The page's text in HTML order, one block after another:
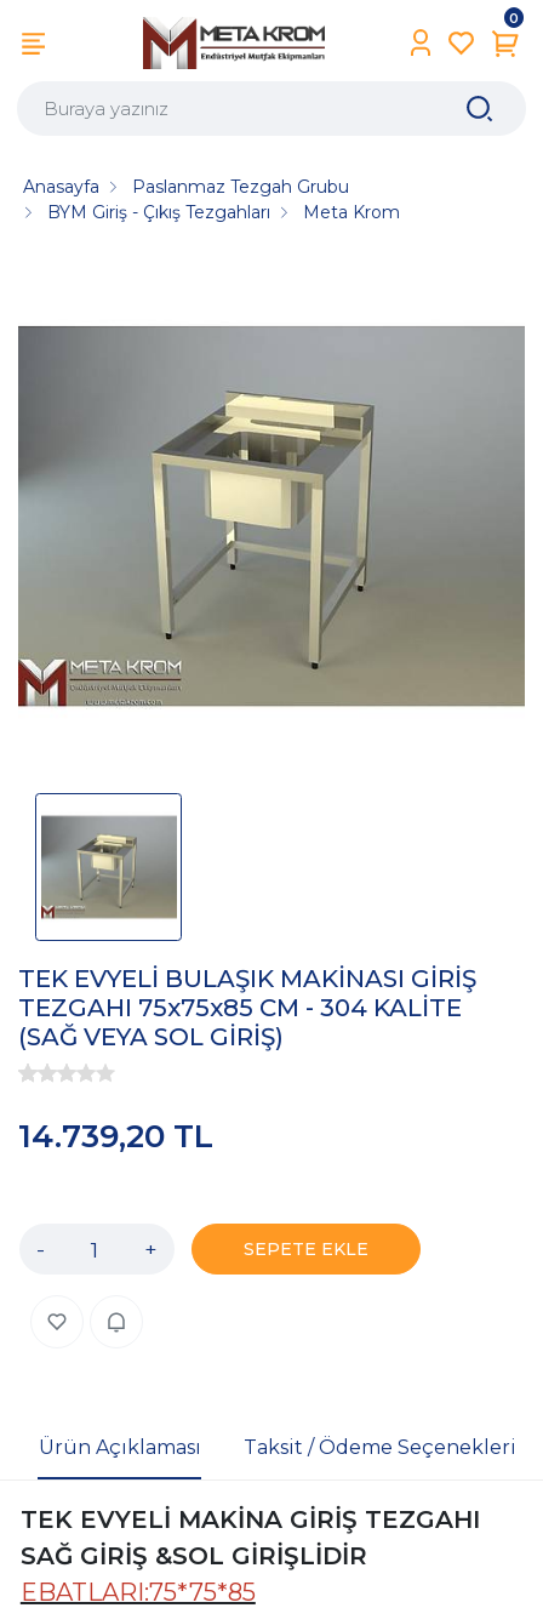
0
Anasayfa
Paslanmaz Tezgah Grubu
BYM Giriş - Çıkış Tezgahları
Meta Krom
TEK EVYELİ BULAŞIK MAKİNASI GİRİŞ
TEZGAHI 75x75x85 CM - 304 KALİTE
(SAĞ VEYA SOL GİRİŞ)
14.739,20 TL
- + SEPETE EKLE
Ürün Açıklaması Taksit / Ödeme Seçenekleri
TEK EVYELİ MAKİNA GİRİŞ TEZGAHI
SAĞ GİRİŞ &SOL GİRİŞLİDİR
EBATLARI:75*75*85